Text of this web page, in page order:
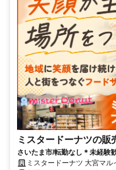
ミスタードーナツの販
さいたま市/転勤なし＊未経験
ミスタードーナツ 大宮マル